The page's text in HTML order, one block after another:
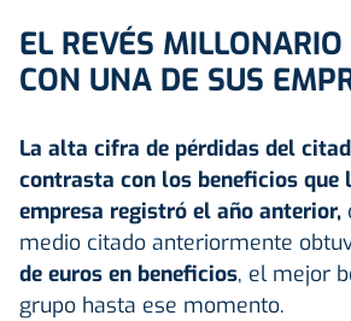
EL REVÉS
CON UNA DE SUS
La alta cifra de pérdidas del
contrasta con los beneficios que
empresa registró el año anterior,
medio citado anteriormente
de euros en beneficios, el mejor
grupo hasta ese momento.